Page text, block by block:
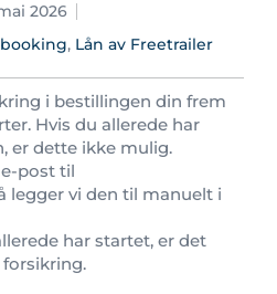
2026
, Lån av Freetrailer
i bestillingen din frem
Hvis du allerede har
er dette ikke mulig.
post til
legger vi den til manuelt i
har startet, er det